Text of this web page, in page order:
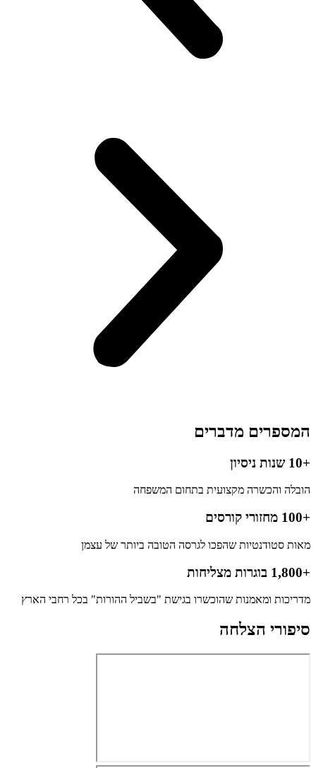
המספרים מדברים
+10 שנות ניסיון
הובלה והכשרה מקצועית בתחום המשפחה
+100 מחזורי קורסים
מאות סטודנטיות שהפכו לגרסה הטובה ביותר של עצמן
+1,800 בוגרות מצליחות
מדריכות ומאמנות שהוכשרו בגישת "בשביל ההורות" בכל רחבי הארץ
סיפורי הצלחה